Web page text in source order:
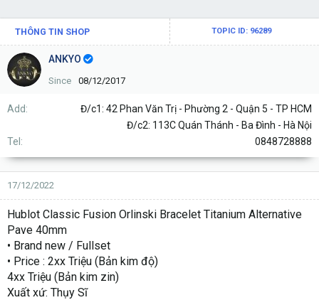
THÔNG TIN SHOP TOPIC ID: 96289
ANKYO
Since 08/12/2017
Add
Đ/c1: 42 Phan Văn Trị - Phường 2 - Quận 5 - TP HCM
Đ/c2: 113C Quán Thánh - Ba Đình - Hà Nội
Tel
0848728888
17/12/2022
Hublot Classic Fusion Orlinski Bracelet Titanium Alternative
Pave 40mm
• Brand new / Fullset
• Price : 2xx Triệu (Bản kim độ)
4xx Triệu (Bản kim zin)
Xuất xứ: Thụy Sĩ